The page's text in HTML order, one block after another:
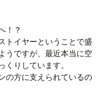
！？
トイヤーということで盛
うですが、最近本当に空
くりしています。
の方に支えられているの